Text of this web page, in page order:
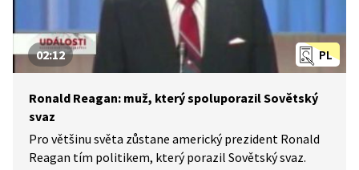
PL
02:12
Ronald Reagan: muž, který spoluporazil Sovětský
svaz
Pro většinu světa zůstane americký prezident Ronald
Reagan tím politikem, který porazil Sovětský svaz.